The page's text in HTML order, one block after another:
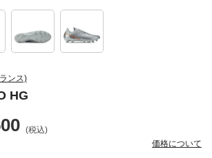
ンス)
HG
(税込)
価格について